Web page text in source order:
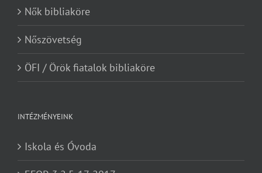
Nők bibliaköre
Nőszövetség
ÖFI / Örök fiatalok bibliaköre
INTÉZMÉNYEINK
Iskola és Óvoda